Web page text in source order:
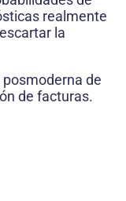
realmente
la
de
de facturas.